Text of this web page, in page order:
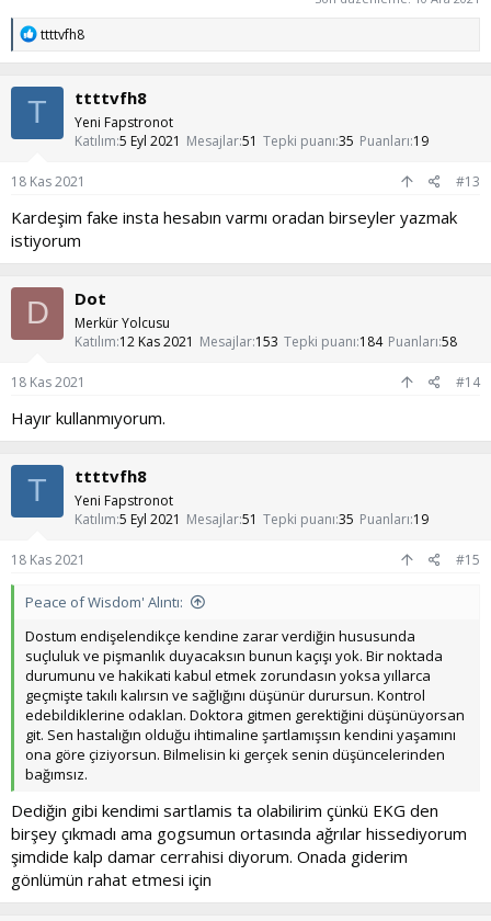
T
p
k
i
e
ttttvfh8
T ttttvfh8
Yeni Fapstronot
Katılım 5 Eyl 2021 Mesajlar51 Tepki puanı 35 Puanları 19
18 Kas 2021 #13
Kardeşim fake insta hesabın varmı oradan birseyler yazmak
istiyorum
D Dot
Merkür Yolcusu
Katılım 12 Kas 2021 Mesajlar 153 Tepki puanı 184 Puanları 58
18 Kas 2021 #14
Hayır kullanmıyorum.
T ttttvfh8
Yeni Fapstronot
Katılım 5 Eyl 2021 Mesajlar51 Tepki puanı 35 Puanları 19
18 Kas 2021 #15
Peace of Wisdom' Alıntı:
Dostum endişelendikçe kendine zarar verdiğin hususunda
suçluluk ve pişmanlık duyacaksın bunun kaçışı yok. Bir noktada
durumunu ve hakikati kabul etmek zorundasın yoksa yıllarca
geçmişte takılı kalırsın ve sağlığını düşünür durursun. Kontrol
edebildiklerine odaklan. Doktora gitmen gerektiğini düşünüyorsan
git. Sen hastalığın olduğu ihtimaline şartlamışsın kendini yaşamını
ona göre çiziyorsun. Bilmelisin ki gerçek senin düşüncelerinden
bağımsız.
Dediğin gibi kendimi sartlamis ta olabilirim çünkü EKG den
birşey çıkmadı ama gogsumun ortasında ağrılar hissediyorum
şimdide kalp damar cerrahisi diyorum. Onada giderim
gönlümün rahat etmesi için